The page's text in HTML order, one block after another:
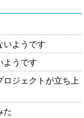
いようです
ようです
ロジェクトが立ち上
た